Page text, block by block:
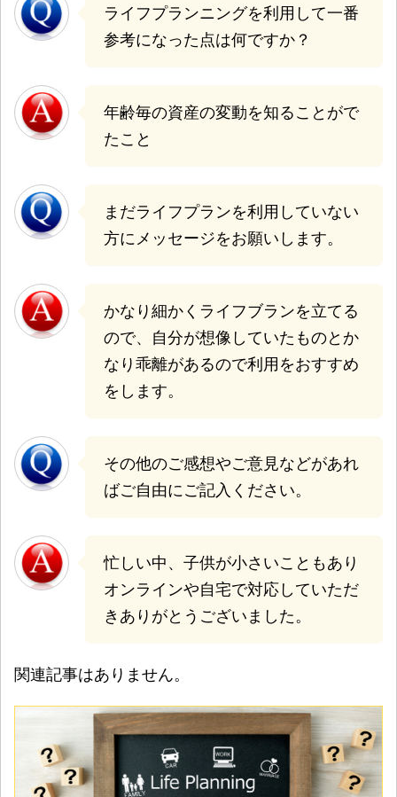
ライフプランニングを利用して一番
参考になった点は何ですか？
年齢毎の資産の変動を知ることがで
たこと
まだライフプランを利用していない
方にメッセージをお願いします。
かなり細かくライフブランを立てる
ので、自分が想像していたものとか
なり乖離があるので利用をおすすめ
をします。
その他のご感想やご意見などがあれ
ばご自由にご記入ください。
忙しい中、子供が小さいこともあり
オンラインや自宅で対応していただ
きありがとうございました。
関連記事はありません。